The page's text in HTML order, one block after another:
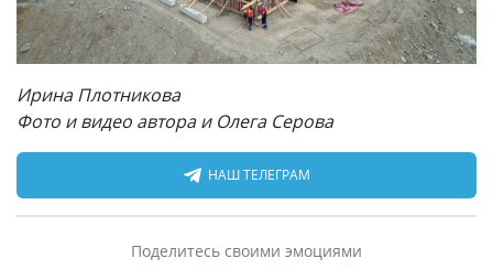
Ирина Плотникова
Фото и видео автора и Олега Серова
НАШ ТЕЛЕГРАМ
Поделитесь своими эмоциями